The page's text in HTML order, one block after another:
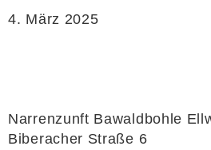
4. März 2025
Narrenzunft Bawaldbohle
Biberacher Straße 6